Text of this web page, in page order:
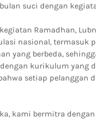
suci dengan
Ramadhan,
nasional, termasuk
yang berbeda,
kurikulum yang
setiap
kami bermitra